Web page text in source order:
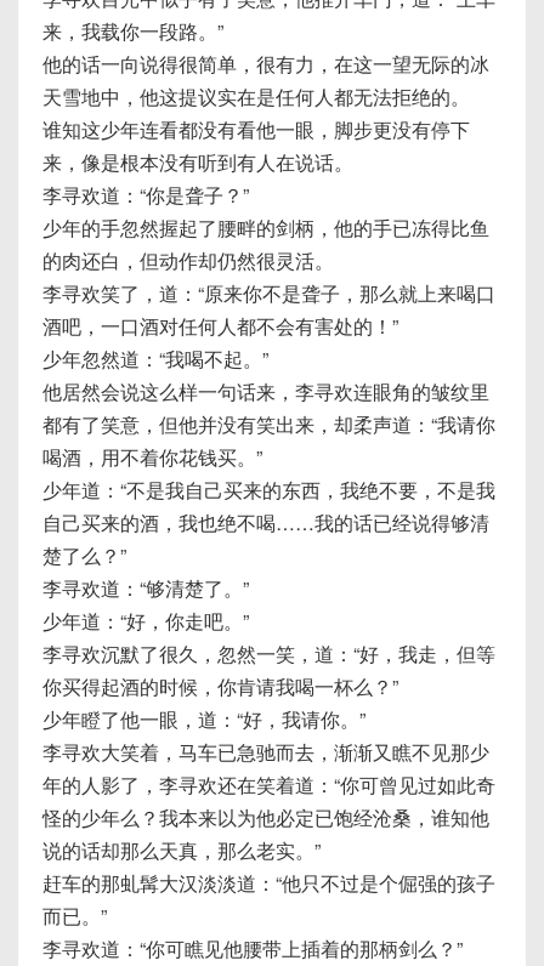
来，我载你一段路。”
他的话一向说得很简单，很有力，在这一望无际的冰
天雪地中，他这提议实在是任何人都无法拒绝的。
谁知这少年连看都没有看他一眼，脚步更没有停下
来，像是根本没有听到有人在说话。
李寻欢道：“你是聋子？”
少年的手忽然握起了腰畔的剑柄，他的手已冻得比鱼
的肉还白，但动作却仍然很灵活。
李寻欢笑了，道：“原来你不是聋子，那么就上来喝口
酒吧，一口酒对任何人都不会有害处的！”
少年忽然道：“我喝不起。”
他居然会说这么样一句话来，李寻欢连眼角的皱纹里
都有了笑意，但他并没有笑出来，却柔声道：“我请你
喝酒，用不着你花钱买。”
少年道：“不是我自己买来的东西，我绝不要，不是我
自己买来的酒，我也绝不喝……我的话已经说得够清
楚了么？”
李寻欢道：“够清楚了。”
少年道：“好，你走吧。”
李寻欢沉默了很久，忽然一笑，道：“好，我走，但等
你买得起酒的时候，你肯请我喝一杯么？”
少年瞪了他一眼，道：“好，我请你。”
李寻欢大笑着，马车已急驰而去，渐渐又瞧不见那少
年的人影了，李寻欢还在笑着道：“你可曾见过如此奇
怪的少年么？我本来以为他必定已饱经沧桑，谁知他
说的话却那么天真，那么老实。”
赶车的那虬髯大汉淡淡道：“他只不过是个倔强的孩子
而已。”
李寻欢道：“你可瞧见他腰带上插着的那柄剑么？”